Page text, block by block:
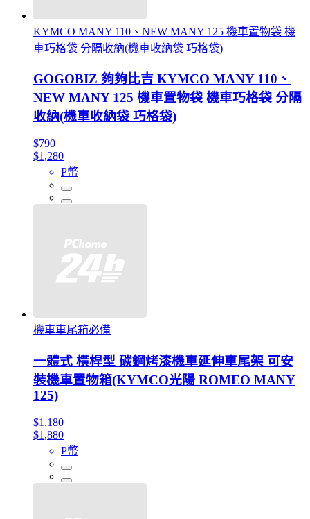
KYMCO MANY 110、NEW MANY 125 機車置物袋 機
車巧格袋 分隔收納(機車收納袋 巧格袋)
GOGOBIZ 夠夠比吉 KYMCO MANY 110、
NEW MANY 125 機車置物袋 機車巧格袋 分隔
收納(機車收納袋 巧格袋)
$790
$1,280
P幣
機車車尾箱必備
一體式 橫桿型 碳鋼烤漆機車延伸車尾架 可安
裝機車置物箱(KYMCO光陽 ROMEO MANY
125)
$1,180
$1,880
P幣